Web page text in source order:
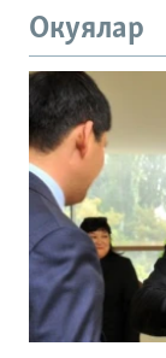
Окуялар